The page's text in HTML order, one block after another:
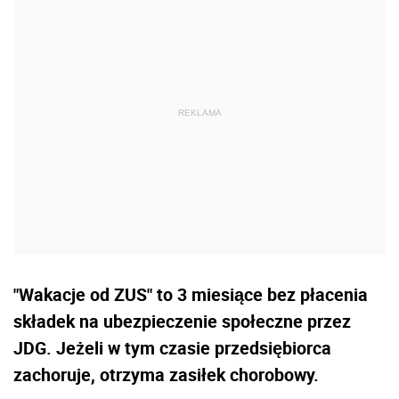
"Wakacje od ZUS" to 3 miesiące bez płacenia
składek na ubezpieczenie społeczne przez
JDG. Jeżeli w tym czasie przedsiębiorca
zachoruje, otrzyma zasiłek chorobowy.